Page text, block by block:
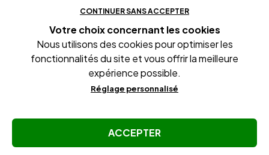
Ces avis proviennent directement de la fiche Google
Business de l'office notarial. Ils n'ont ni été collectés ni
été vérifiés par Alexia.fr.
Conditions générales d'utilisation
Gestion des cookies
CONTINUER SANS ACCEPTER
Votre choix concernant les cookies
Nous utilisons des cookies pour optimiser les
fonctionnalités du site et vous offrir la meilleure
expérience possible.
Réglage personnalisé
ACCEPTER